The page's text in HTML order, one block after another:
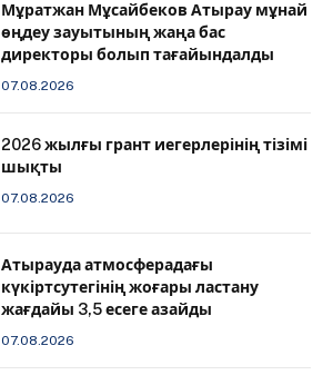
Мұратжан Мұсайбеков Атырау мұнай
өңдеу зауытының жаңа бас
директоры болып тағайындалды
07.08.2026
2026 жылғы грант иегерлерінің тізімі
шықты
07.08.2026
Атырауда атмосферадағы
күкіртсутегінің жоғары ластану
жағдайы 3,5 есеге азайды
07.08.2026